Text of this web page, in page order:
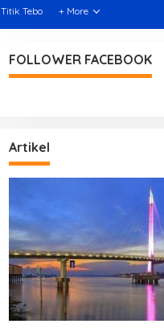
Titik Tebo + More
FOLLOWER FACEBOOK
Artikel